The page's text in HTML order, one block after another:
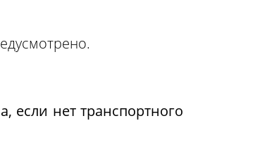
если нет транспортного